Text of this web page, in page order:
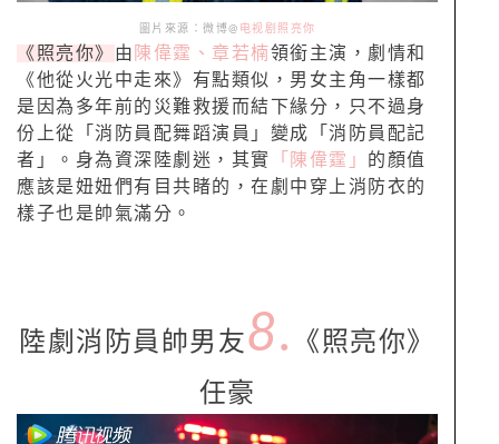
圖片來源：微博@ 电视剧照亮你
《照亮你》 由 陳偉霆、章若楠領銜主演，劇情和
《他從火光中走來》有點類似，男女主角一樣都
是因為多年前的災難救援而結下緣分，只不過身
份上從「消防員配舞蹈演員」變成「消防員配記
者」。身為資深陸劇迷，其實 「陳偉霆」 的顏值
應該是妞妞們有目共睹的，在劇中穿上消防衣的
樣子也是帥氣滿分。
陸劇消防員帥男友8.
《照亮你》
任豪